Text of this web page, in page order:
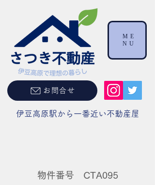
伊豆高原駅から一番近い不動産屋
お問合せ
ME
NU
物件番号 CTA095